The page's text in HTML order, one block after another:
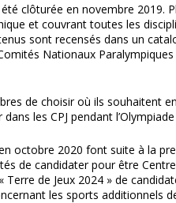
clôturée en novembre 2019.
et couvrant toutes les
sont recensés dans un
Nationaux
de choisir où ils souhaitent
les CPJ pendant
octobre 2020 font suite à la
de candidater pour être
Terre de Jeux 2024 » de
les sports additionnels